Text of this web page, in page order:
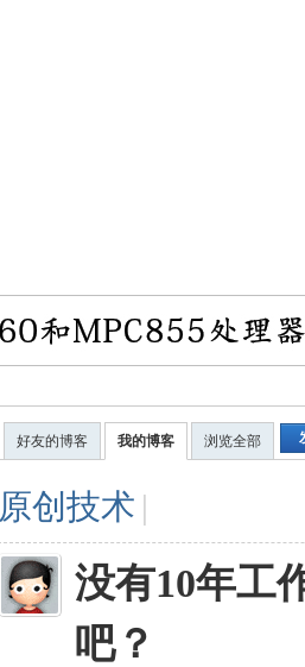
好友的博客 我的博客 浏览全部
原创技术 |
没有10年工
吧？